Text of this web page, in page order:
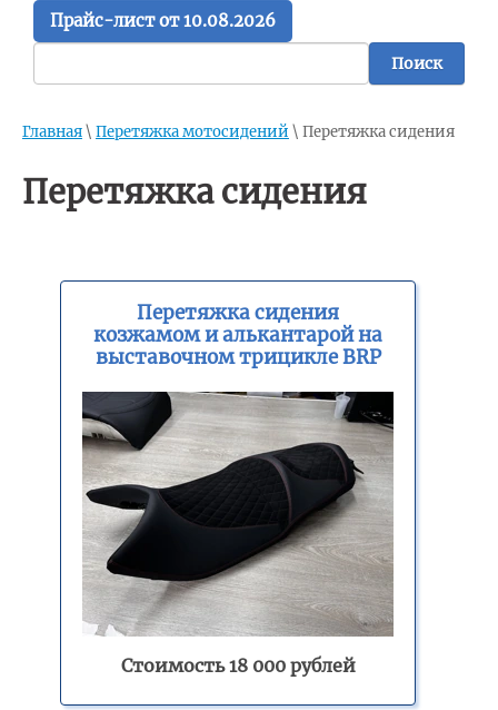
Прайс-лист от 10.08.2026
Поиск
Главная\ Перетяжка мотосидений \ Перетяжка сидения
Перетяжка сидения
Перетяжка сидения
козжамом и алькантарой на
выставочном трицикле BRP
Стоимость 18 000 рублей